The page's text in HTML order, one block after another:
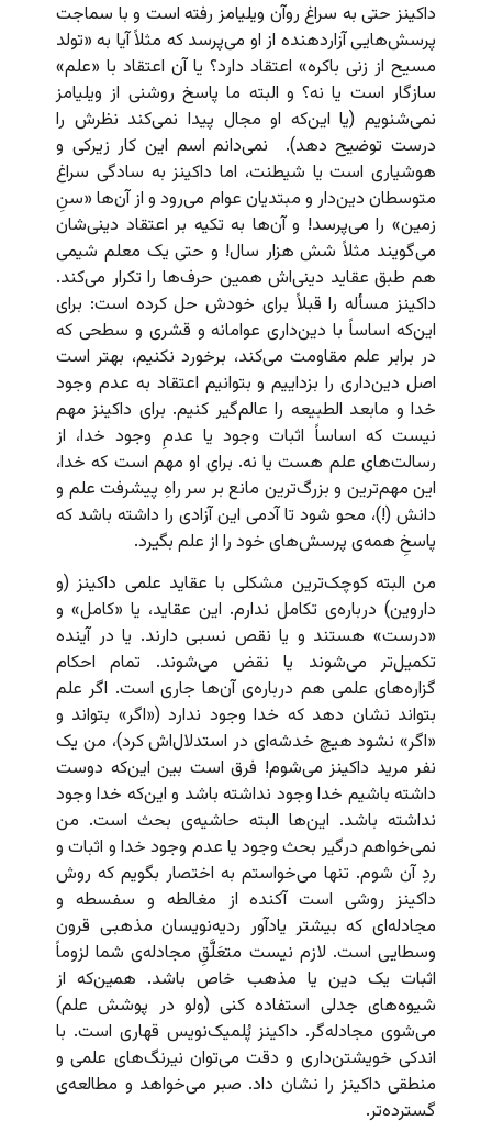
داکینز حتی به سراغ روآن ویلیامز رفته است و با سماجت
پرسش‌هایی آزاردهنده از او می‌پرسد که مثلاً آیا به «تولد
مسیح از زنی باکره» اعتقاد دارد؟ یا آن اعتقاد با «علم»
سازگار است یا نه؟ و البته ما پاسخ روشنی از ویلیامز
نمی‌شنویم (یا این‌که او مجال پیدا نمی‌کند نظرش را
درست توضیح دهد). نمی‌دانم اسم این کار زیرکی و
هوشیاری است یا شیطنت، اما داکینز به سادگی سراغ
متوسطان دین‌دار و مبتدیان عوام می‌رود و از آن‌ها «سنِ
زمین» را می‌پرسد! و آن‌ها به تکیه بر اعتقاد دینی‌شان
می‌گویند مثلاً شش هزار سال! و حتی یک معلم شیمی
هم طبق عقاید دینی‌اش همین حرف‌ها را تکرار می‌کند.
داکینز مسأله را قبلاً‌ برای خودش حل کرده است: برای
این‌که اساساً با دین‌داری عوامانه و قشری و سطحی که
در برابر علم مقاومت می‌کند، برخورد نکنیم، بهتر است
اصل دین‌داری را بزداییم و بتوانیم اعتقاد به عدم وجود
خدا و مابعد الطبیعه را عالم‌گیر کنیم. برای داکینز مهم
نیست که اساساً اثبات وجود یا عدمِ وجود خدا، از
رسالت‌های علم هست یا نه. برای او مهم است که خدا،
این مهم‌ترین و بزرگ‌ترین مانع بر سر راهِ پیشرفت علم و
دانش (!)، محو شود تا آدمی این آزادی را داشته باشد که
پاسخِ همه‌ی پرسش‌های خود را از علم بگیرد.
من البته کوچک‌ترین مشکلی با عقاید علمی داکینز (و
داروین) درباره‌ی تکامل ندارم. این عقاید، یا «کامل» و
«درست» هستند و یا نقص نسبی دارند. یا در آینده
تکمیل‌تر می‌شوند یا نقض می‌شوند. تمام احکام
گزاره‌های علمی هم درباره‌ی آن‌ها جاری است. اگر علم
بتواند نشان دهد که خدا وجود ندارد («اگر» بتواند و
«اگر» نشود هیچ خدشه‌ای در استدلال‌اش کرد)، من یک
نفر مرید داکینز می‌شوم! فرق است بین این‌که دوست
داشته باشیم خدا وجود نداشته باشد و این‌که خدا وجود
نداشته باشد. این‌ها البته حاشیه‌ی بحث است. من
نمی‌خواهم درگیر بحث وجود یا عدم وجود خدا و اثبات و
ردِ آن شوم. تنها می‌خواستم به اختصار بگویم که روش
داکینز روشی است آکنده از مغالطه و سفسطه و
مجادله‌ای که بیشتر یادآور ردیه‌نویسان مذهبی قرون‌
وسطایی است. لازم نیست متعَلَّقِ مجادله‌ی شما لزوماً
اثبات یک دین یا مذهب خاص باشد. همین‌که از
شیوه‌های جدلی استفاده کنی (ولو در پوشش علم)
می‌شوی مجادله‌گر. داکینز پُلمیک‌نویس قهاری است. با
اندکی خویشتن‌داری و دقت می‌توان نیرنگ‌های علمی و
منطقی داکینز را نشان داد. صبر می‌خواهد و مطالعه‌ی
گسترده‌تر.